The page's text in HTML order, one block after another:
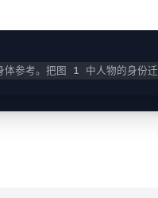
考。把图 1 中人物的身份迁